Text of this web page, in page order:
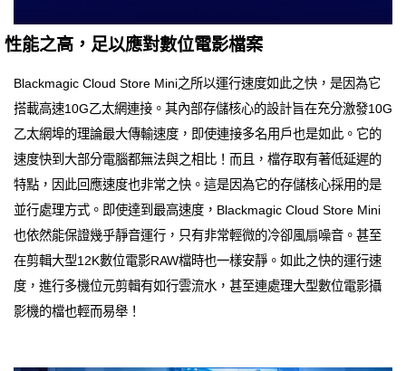
性能之高，足以應對數位電影檔案
Blackmagic Cloud Store Mini之所以運行速度如此之快，是因為它
搭載高速10G乙太網連接。其內部存儲核心的設計旨在充分激發10G
乙太網埠的理論最大傳輸速度，即使連接多名用戶也是如此。它的
速度快到大部分電腦都無法與之相比！而且，檔存取有著低延遲的
特點，因此回應速度也非常之快。這是因為它的存儲核心採用的是
並行處理方式。即使達到最高速度，Blackmagic Cloud Store Mini
也依然能保證幾乎靜音運行，只有非常輕微的冷卻風扇噪音。甚至
在剪輯大型12K數位電影RAW檔時也一樣安靜。如此之快的運行速
度，進行多機位元剪輯有如行雲流水，甚至連處理大型數位電影攝
影機的檔也輕而易舉！